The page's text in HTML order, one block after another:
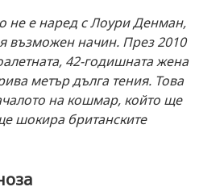
не е наред с Лоури Денман,
възможен начин. През 2010
42-годишната жена
метър дълга тения. Това
на кошмар, който ще
шокира британските